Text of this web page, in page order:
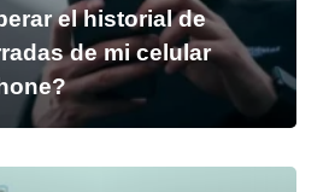
el historial de
de mi celular